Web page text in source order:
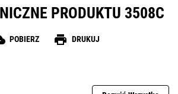
PRODUKTU 3508C
POBIERZ print DRUKUJ